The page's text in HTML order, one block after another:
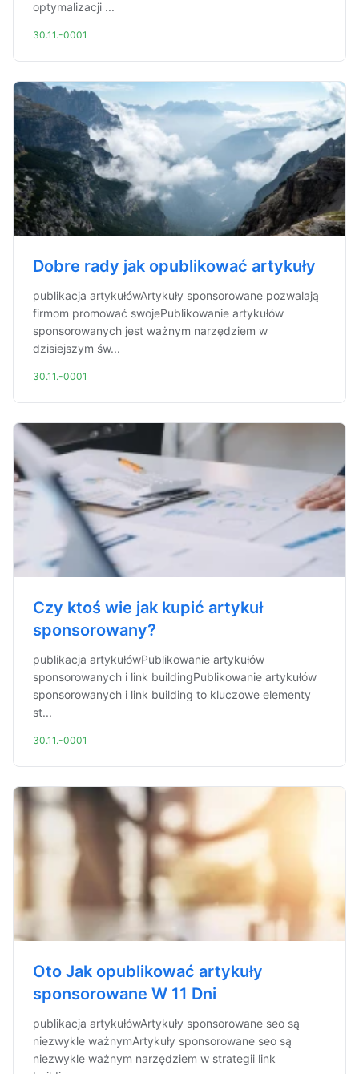
optymalizacji ...
30.11.-0001
Dobre rady jak opublikować artykuły
publikacja artykułówArtykuły sponsorowane pozwalają
firmom promować swojePublikowanie artykułów
sponsorowanych jest ważnym narzędziem w
dzisiejszym św...
30.11.-0001
Czy ktoś wie jak kupić artykuł
sponsorowany?
publikacja artykułówPublikowanie artykułów
sponsorowanych i link buildingPublikowanie artykułów
sponsorowanych i link building to kluczowe elementy
st...
30.11.-0001
Oto Jak opublikować artykuły
sponsorowane W 11 Dni
publikacja artykułówArtykuły sponsorowane seo są
niezwykle ważnymArtykuły sponsorowane seo są
niezwykle ważnym narzędziem w strategii link